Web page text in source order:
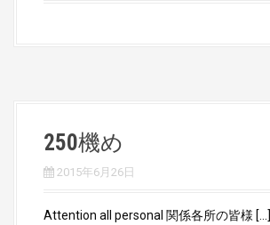
250機め
2015年6月26日
Attention all personal 関係各所の皆様 […]